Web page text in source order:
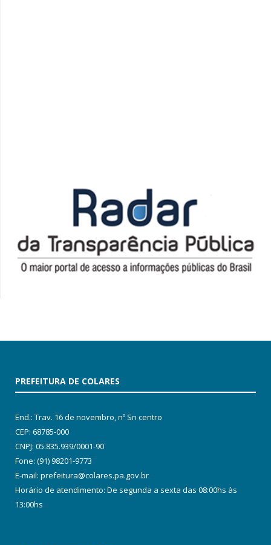
PREFEITURA DE COLARES
End.: Trav. 16 de novembro, nº Sn centro
CEP: 68785-000
CNPJ: 05.835.939/0001-90
Fone: (91) 98201-9773
E-mail: prefeitura@colares.pa.gov.br
Horário de atendimento: De segunda a sexta das 08:00hs às
13:00hs